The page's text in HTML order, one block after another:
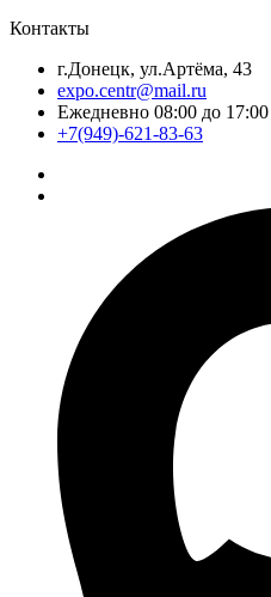
Контакты
г.Донецк, ул.Артёма, 43
expo.centr@mail.ru
Ежедневно 08:00 до 17:00
+7(949)-621-83-63